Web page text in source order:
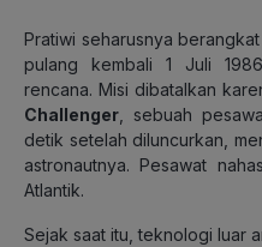
Pratiwi seharusnya
pulang kembali 1 Juli
rencana. Misi dibatalkan
Challenger , sebuah
detik setelah diluncurkan,
astronautnya. Pesawat
Atlantik.
Sejak saat itu, teknologi luar